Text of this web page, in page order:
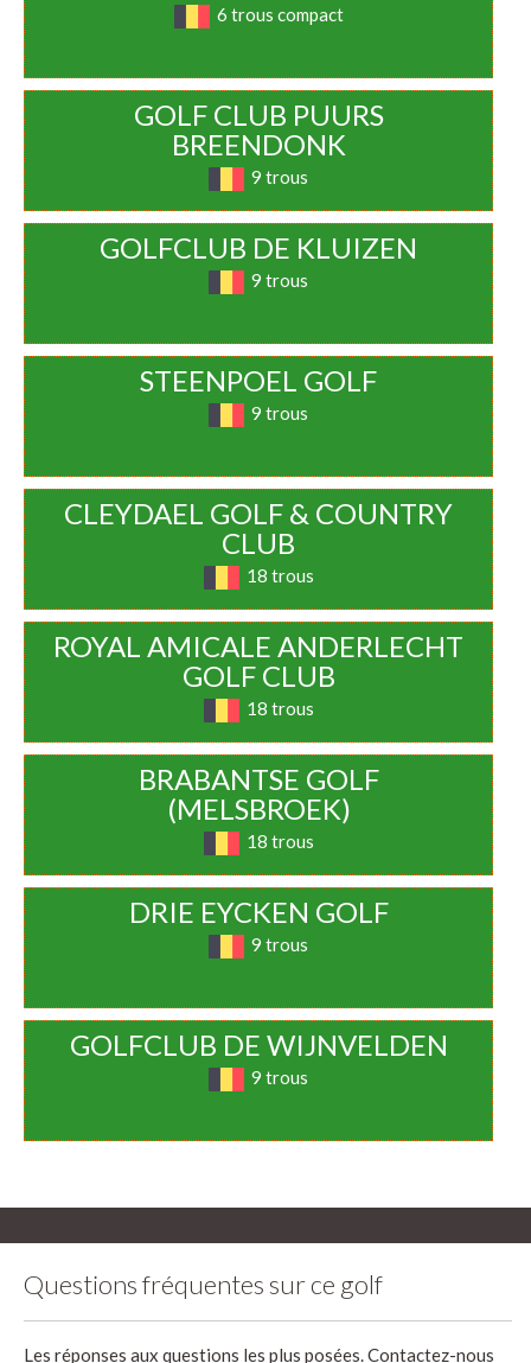
6 trous compact
GOLF CLUB PUURS
BREENDONK
9 trous
GOLFCLUB DE KLUIZEN
9 trous
STEENPOEL GOLF
9 trous
CLEYDAEL GOLF & COUNTRY
CLUB
18 trous
ROYAL AMICALE ANDERLECHT
GOLF CLUB
18 trous
BRABANTSE GOLF
(MELSBROEK)
18 trous
DRIE EYCKEN GOLF
9 trous
GOLFCLUB DE WIJNVELDEN
9 trous
Questions fréquentes sur ce golf
Les réponses aux questions les plus posées. Contactez-nous